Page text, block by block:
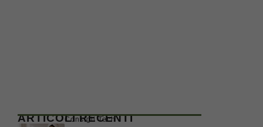
ARTICOLI RECENTI
Consigli Tech